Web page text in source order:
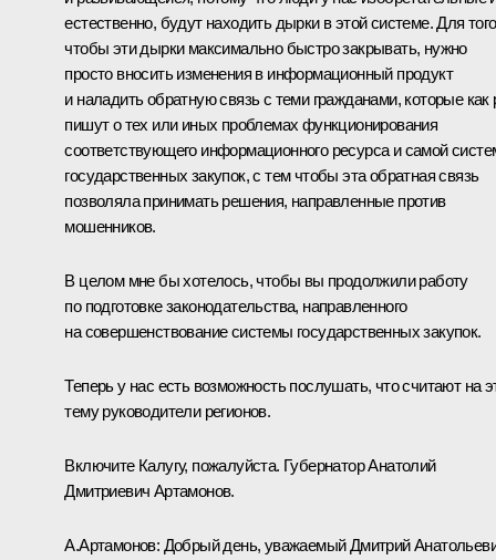
естественно, будут находить дырки в этой системе. Для того
чтобы эти дырки максимально быстро закрывать, нужно
просто вносить изменения в информационный продукт
и наладить обратную связь с теми гражданами, которые как
пишут о тех или иных проблемах функционирования
соответствующего информационного ресурса и самой
государственных закупок, с тем чтобы эта обратная связь
позволяла принимать решения, направленные против
мошенников.
В целом мне бы хотелось, чтобы вы продолжили работу
по подготовке законодательства, направленного
на совершенствование системы государственных закупок.
Теперь у нас есть возможность послушать, что считают на
тему руководители регионов.
Включите Калугу, пожалуйста. Губернатор Анатолий
Дмитриевич Артамонов.
А.Артамонов: Добрый день, уважаемый Дмитрий